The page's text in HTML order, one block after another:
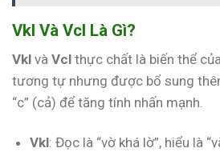
Vkl Và Vcl Là Gì?
Vkl và Vcl thực chất là biến thể
tương tự nhưng được bổ sung
“c” (cả) để tăng tính nhấn mạnh.
Vkl: Đọc là “vờ khá lờ”, hiểu là